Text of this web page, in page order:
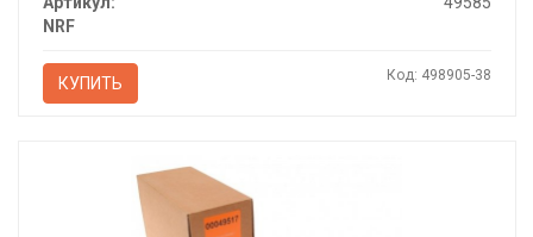
NRF
КУПИТЬ Код: 498905-38